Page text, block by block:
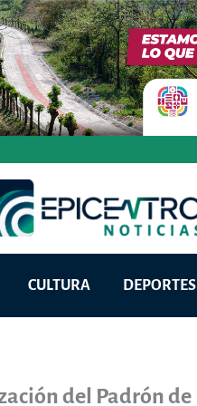
CULTURA DEPORTES
del Padrón de